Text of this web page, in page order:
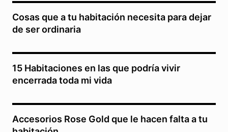
Cosas que a tu habitación necesita para dejar
de ser ordinaria
15 Habitaciones en las que podría vivir
encerrada toda mi vida
Accesorios Rose Gold que le hacen falta a tu